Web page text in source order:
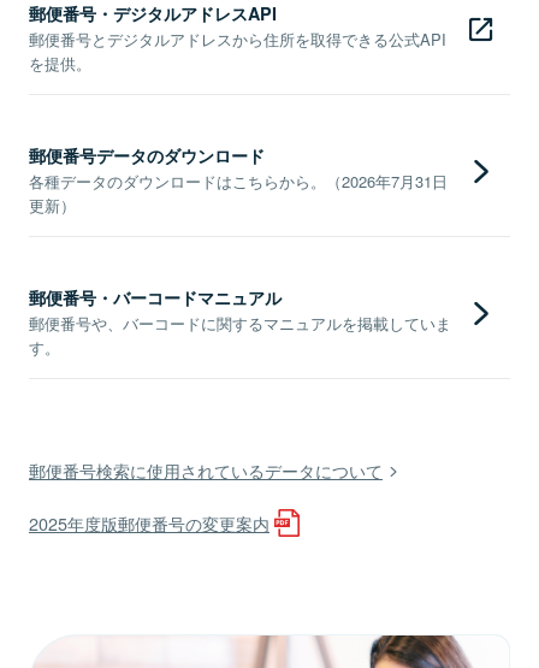
郵便番号・デジタルアドレスAPI
郵便番号とデジタルアドレスから住所を取得できる公式API
を提供。
郵便番号データのダウンロード
各種データのダウンロードはこちらから。（2026年7月31日
更新）
郵便番号・バーコードマニュアル
郵便番号や、バーコードに関するマニュアルを掲載していま
す。
郵便番号検索に使用されているデータについて
2025年度版郵便番号の変更案内